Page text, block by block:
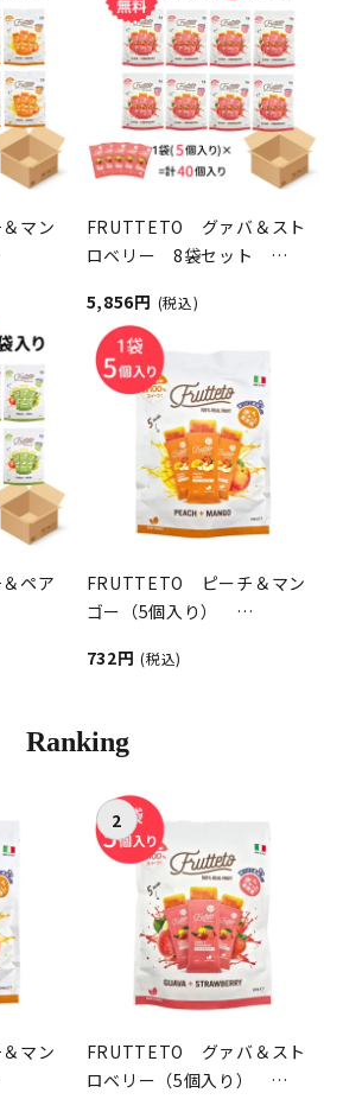
マン
FRUTTETO グァバ＆スト
ロベリー 8袋セット
ト）
5,856円 (税込)
ペア
FRUTTETO ピーチ＆マン
ゴー（5個入り）
ト）
732円 (税込)
Ranking
マン
FRUTTETO グァバ＆スト
ロベリー（5個入り）